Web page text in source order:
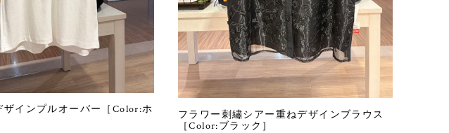
ザインプルオーバー［Color:ホ
フラワー刺繡シアー重ねデザインブラウス
［Color:ブラック］